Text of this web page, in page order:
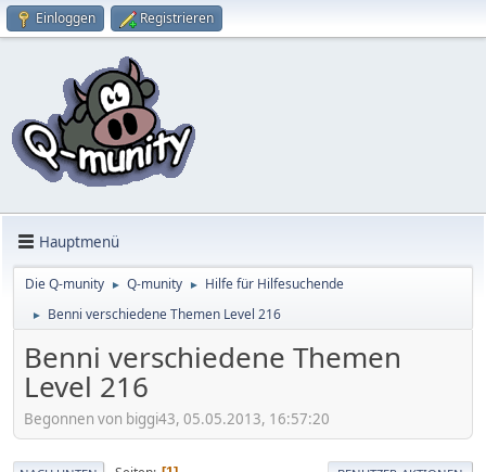
Einloggen Registrieren
Hauptmenü
Die Q-munity ► Q-munity ► Hilfe für Hilfesuchende
► Benni verschiedene Themen Level 216
Benni verschiedene Themen
Level 216
Begonnen von biggi43, 05.05.2013, 16:57:20